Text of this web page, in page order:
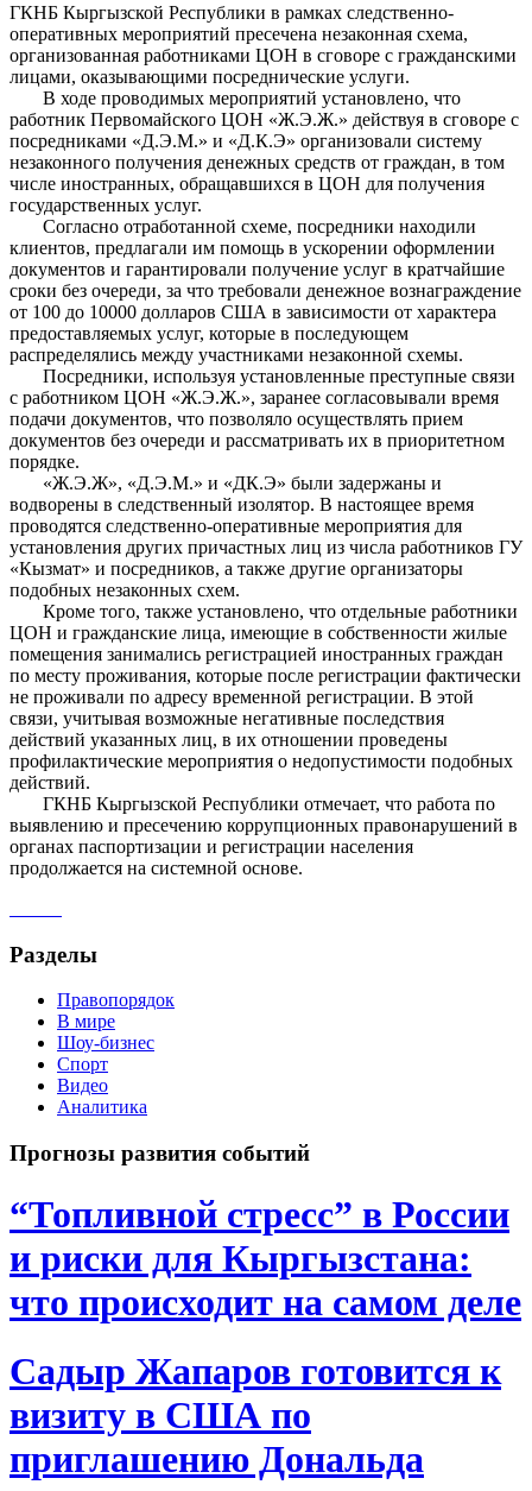
ГКНБ Кыргызской Республики в рамках следственно-
оперативных мероприятий пресечена незаконная схема,
организованная работниками ЦОН в сговоре с гражданскими
лицами, оказывающими посреднические услуги.
В ходе проводимых мероприятий установлено, что
работник Первомайского ЦОН «Ж.Э.Ж.» действуя в сговоре с
посредниками «Д.Э.М.» и «Д.К.Э» организовали систему
незаконного получения денежных средств от граждан, в том
числе иностранных, обращавшихся в ЦОН для получения
государственных услуг.
Согласно отработанной схеме, посредники находили
клиентов, предлагали им помощь в ускорении оформлении
документов и гарантировали получение услуг в кратчайшие
сроки без очереди, за что требовали денежное вознаграждение
от 100 до 10000 долларов США в зависимости от характера
предоставляемых услуг, которые в последующем
распределялись между участниками незаконной схемы.
Посредники, используя установленные преступные связи
с работником ЦОН «Ж.Э.Ж.», заранее согласовывали время
подачи документов, что позволяло осуществлять прием
документов без очереди и рассматривать их в приоритетном
порядке.
«Ж.Э.Ж», «Д.Э.М.» и «ДК.Э» были задержаны и
водворены в следственный изолятор. В настоящее время
проводятся следственно-оперативные мероприятия для
установления других причастных лиц из числа работников ГУ
«Кызмат» и посредников, а также другие организаторы
подобных незаконных схем.
Кроме того, также установлено, что отдельные работники
ЦОН и гражданские лица, имеющие в собственности жилые
помещения занимались регистрацией иностранных граждан
по месту проживания, которые после регистрации фактически
не проживали по адресу временной регистрации. В этой
связи, учитывая возможные негативные последствия
действий указанных лиц, в их отношении проведены
профилактические мероприятия о недопустимости подобных
действий.
ГКНБ Кыргызской Республики отмечает, что работа по
выявлению и пресечению коррупционных правонарушений в
органах паспортизации и регистрации населения
продолжается на системной основе.
Разделы
Правопорядок
В мире
Шоу-бизнес
Спорт
Видео
Аналитика
Прогнозы развития событий
“Топливной стресс” в России
и риски для Кыргызстана:
что происходит на самом деле
Садыр Жапаров готовится к
визиту в США по
приглашению Дональда